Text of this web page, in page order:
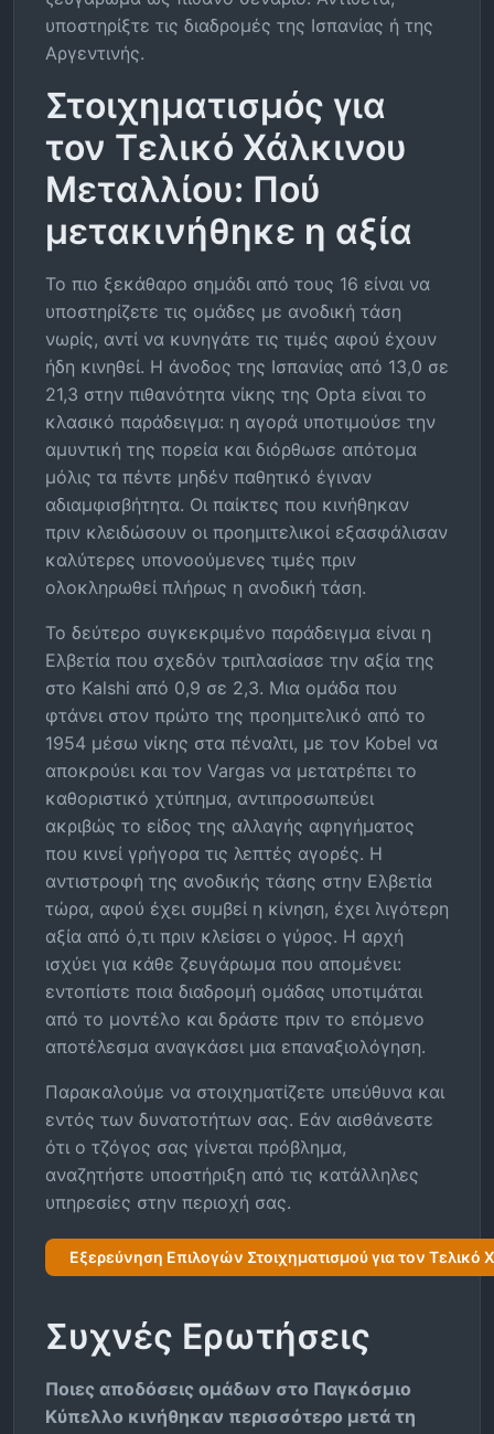
υποστηρίξτε τις διαδρομές της Ισπανίας ή της
Αργεντινής.
Στοιχηματισμός για
τον Τελικό Χάλκινου
Μεταλλίου: Πού
μετακινήθηκε η αξία
Το πιο ξεκάθαρο σημάδι από τους 16 είναι να
υποστηρίζετε τις ομάδες με ανοδική τάση
νωρίς, αντί να κυνηγάτε τις τιμές αφού έχουν
ήδη κινηθεί. Η άνοδος της Ισπανίας από 13,0 σε
21,3 στην πιθανότητα νίκης της Opta είναι το
κλασικό παράδειγμα: η αγορά υποτιμούσε την
αμυντική της πορεία και διόρθωσε απότομα
μόλις τα πέντε μηδέν παθητικό έγιναν
αδιαμφισβήτητα. Οι παίκτες που κινήθηκαν
πριν κλειδώσουν οι προημιτελικοί εξασφάλισαν
καλύτερες υπονοούμενες τιμές πριν
ολοκληρωθεί πλήρως η ανοδική τάση.
Το δεύτερο συγκεκριμένο παράδειγμα είναι η
Ελβετία που σχεδόν τριπλασίασε την αξία της
στο Kalshi από 0,9 σε 2,3. Μια ομάδα που
φτάνει στον πρώτο της προημιτελικό από το
1954 μέσω νίκης στα πέναλτι, με τον Kobel να
αποκρούει και τον Vargas να μετατρέπει το
καθοριστικό χτύπημα, αντιπροσωπεύει
ακριβώς το είδος της αλλαγής αφηγήματος
που κινεί γρήγορα τις λεπτές αγορές. Η
αντιστροφή της ανοδικής τάσης στην Ελβετία
τώρα, αφού έχει συμβεί η κίνηση, έχει λιγότερη
αξία από ό,τι πριν κλείσει ο γύρος. Η αρχή
ισχύει για κάθε ζευγάρωμα που απομένει:
εντοπίστε ποια διαδρομή ομάδας υποτιμάται
από το μοντέλο και δράστε πριν το επόμενο
αποτέλεσμα αναγκάσει μια επαναξιολόγηση.
Παρακαλούμε να στοιχηματίζετε υπεύθυνα και
εντός των δυνατοτήτων σας. Εάν αισθάνεστε
ότι ο τζόγος σας γίνεται πρόβλημα,
αναζητήστε υποστήριξη από τις κατάλληλες
υπηρεσίες στην περιοχή σας.
Εξερεύνηση Επιλογών Στοιχηματισμού για τον Τελικό
Συχνές Ερωτήσεις
Ποιες αποδόσεις ομάδων στο Παγκόσμιο
Κύπελλο κινήθηκαν περισσότερο μετά τη